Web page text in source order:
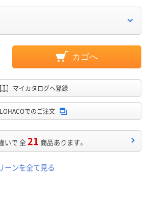
カゴへ
マイカタログへ登録
LOHACOでのご注文
いで 全21 商品あります。
ーンを全て見る